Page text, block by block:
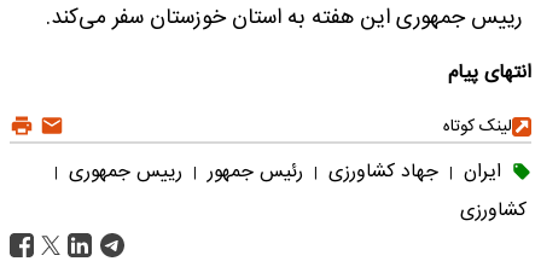
رییس جمهوری این هفته به استان خوزستان سفر می‌کند.
انتهای پیام
لینک کوتاه
ایران | جهاد کشاورزی | رئیس جمهور | رییس جمهوری |
کشاورزی